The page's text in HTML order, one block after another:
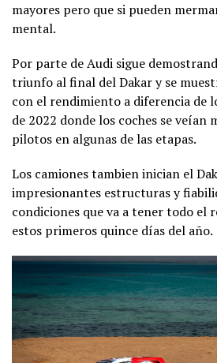
mayores pero que si pueden
mental.
Por parte de Audi sigue
triunfo al final del Dakar y se
con el rendimiento a diferencia de
de 2022 donde los coches se veían
pilotos en algunas de las etapas.
Los camiones tambien inician el
impresionantes estructuras y
condiciones que va a tener todo el
estos primeros quince días del año.